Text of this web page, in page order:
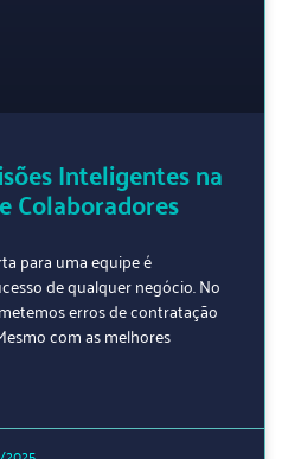
Inteligentes na
Colaboradores
para uma equipe é
de qualquer negócio. No
erros de contratação
com as melhores